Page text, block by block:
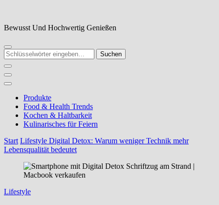
springen
Bewusst Und Hochwertig Genießen
Suchst
du
nach
etwas?
Produkte
Food & Health Trends
Kochen & Haltbarkeit
Kulinarisches für Feiern
Start Lifestyle Digital Detox: Warum weniger Technik mehr
Lebensqualität bedeutet
Lifestyle